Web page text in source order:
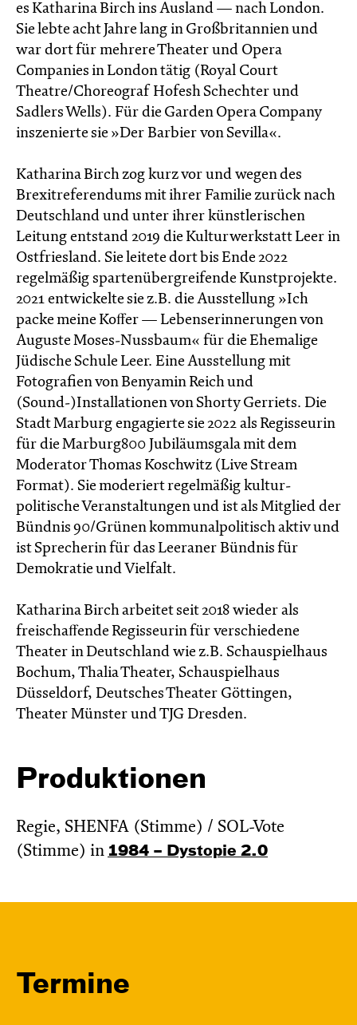
es Katharina Birch ins Ausland — nach London.
Sie lebte acht Jahre lang in Großbritannien und
war dort für mehrere Theater und Opera
Companies in London tätig (Royal Court
Theatre/Choreograf Hofesh Schechter und
Sadlers Wells). Für die Garden Opera Company
inszenierte sie »Der Barbier von Sevilla«.
Katharina Birch zog kurz vor und wegen des
Brexitreferendums mit ihrer Familie zurück nach
Deutschland und unter ihrer künstlerischen
Leitung entstand 2019 die Kulturwerkstatt Leer in
Ostfriesland. Sie leitete dort bis Ende 2022
regelmäßig spartenübergreifende Kunstprojekte.
2021 entwickelte sie z.B. die Ausstellung »Ich
packe meine Koﬀer — Lebenserinnerungen von
Auguste Moses-Nussbaum« für die Ehemalige
Jüdische Schule Leer. Eine Ausstellung mit
Fotografien von Benyamin Reich und
(Sound-)Installationen von Shorty Gerriets. Die
Stadt Marburg engagierte sie 2022 als Regisseurin
für die Marburg800 Jubiläumsgala mit dem
Moderator Thomas Koschwitz (Live Stream
Format). Sie moderiert regelmäßig kultur-
politische Veranstaltungen und ist als Mitglied der
Bündnis 90/Grünen kommunalpolitisch aktiv und
ist Sprecherin für das Leeraner Bündnis für
Demokratie und Vielfalt.
Katharina Birch arbeitet seit 2018 wieder als
freischaﬀende Regisseurin für verschiedene
Theater in Deutschland wie z.B. Schauspielhaus
Bochum, Thalia Theater, Schauspielhaus
Düsseldorf, Deutsches Theater Göttingen,
Theater Münster und TJG Dresden.
Produktionen
Regie, SHENFA (Stimme) / SOL-Vote
(Stimme) in 1984 – Dystopie 2.0
Termine